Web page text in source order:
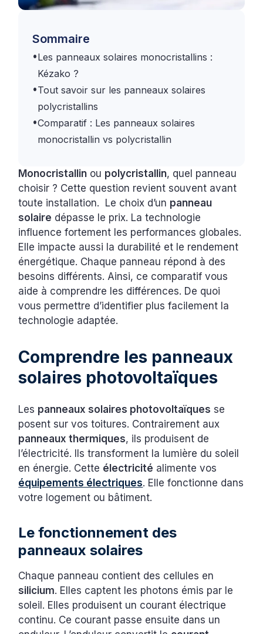
Sommaire
•Les panneaux solaires monocristallins :
Kézako ?
•Tout savoir sur les panneaux solaires
polycristallins
•Comparatif : Les panneaux solaires
monocristallin vs polycristallin
Monocristallin ou polycristallin, quel panneau
choisir ? Cette question revient souvent avant
toute installation. Le choix d’un panneau
solaire dépasse le prix. La technologie
influence fortement les performances globales.
Elle impacte aussi la durabilité et le rendement
énergétique. Chaque panneau répond à des
besoins différents. Ainsi, ce comparatif vous
aide à comprendre les différences. De quoi
vous permettre d’identifier plus facilement la
technologie adaptée.
Comprendre les panneaux
solaires photovoltaïques
Les panneaux solaires photovoltaïques se
posent sur vos toitures. Contrairement aux
panneaux thermiques, ils produisent de
l’électricité. Ils transforment la lumière du soleil
en énergie. Cette électricité alimente vos
équipements électriques. Elle fonctionne dans
votre logement ou bâtiment.
Le fonctionnement des
panneaux solaires
Chaque panneau contient des cellules en
silicium. Elles captent les photons émis par le
soleil. Elles produisent un courant électrique
continu. Ce courant passe ensuite dans un